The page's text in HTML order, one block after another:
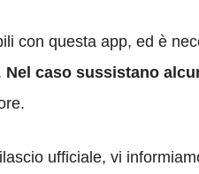
con questa app, ed è
Nel caso sussistano
ufficiale, vi